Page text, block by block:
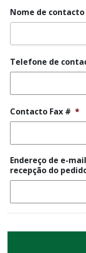
Nome de contacto
Telefone de
Contacto Fax # *
Endereço de e-
recepção do